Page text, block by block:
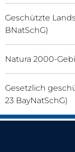
Geschützte
BNatSchG)
Natura 2000-
Gesetzlich
23 BayNatSchG)